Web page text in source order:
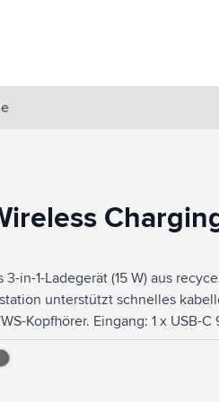
3-in-1-Ladegerät (15 W) aus
unterstützt schnelles
Kopfhörer. Eingang: 1 x USB-
Geräten kompatibel, die
Schreibtisch und Ihr